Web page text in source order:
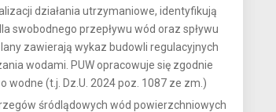
działania utrzymaniowe, identyfikują
swobodnego przepływu wód oraz spływu
zawierają wykaz budowli regulacyjnych
wodami. PUW opracowuje się zgodnie
wodne (t.j. Dz.U. 2024 poz. 1087 ze zm.)
śródlądowych wód powierzchniowych